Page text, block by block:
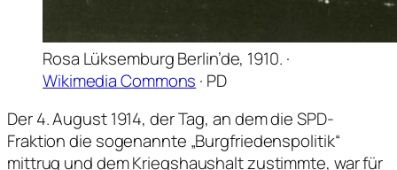
Rosa Lüksemburg Berlin’de, 1910. ·
Wikimedia Commons · PD
Der 4. August 1914, der Tag, an dem die SPD-
Fraktion die sogenannte „Burgfriedenspolitik“
mittrug und dem Kriegshaushalt zustimmte, war für